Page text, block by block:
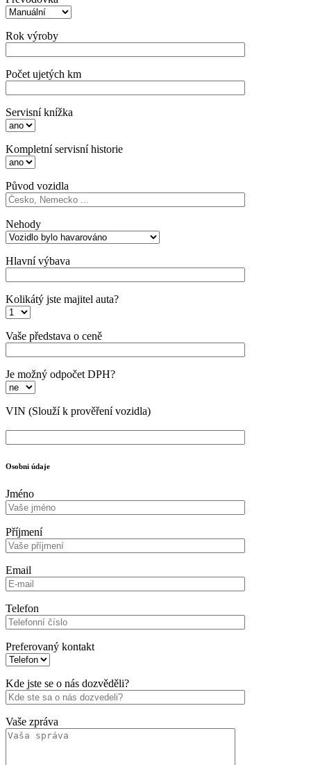
Rok výroby
Počet ujetých km
Servisní knížka
Kompletní servisní historie
Původ vozidla
Nehody
Hlavní výbava
Kolikátý jste majitel auta?
Vaše představa o ceně
Je možný odpočet DPH?
VIN (Slouží k prověření vozidla)
Osobni údaje
Jméno
Příjmení
Email
Telefon
Preferovaný kontakt
Kde jste se o nás dozvěděli?
Vaše zpráva